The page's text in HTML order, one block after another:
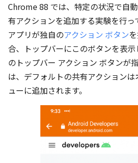
Chrome 88 では、特定の状況で自
有アクションを追加する実験を行っ
アプリが独自のアクション ボタン
合、トップバーにこのボタンを表
のトップバー アクション ボタンが
は、デフォルトの共有アクション
ューに追加されます。